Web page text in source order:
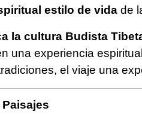
estilo de vida de
la cultura Budista
una experiencia
el viaje una